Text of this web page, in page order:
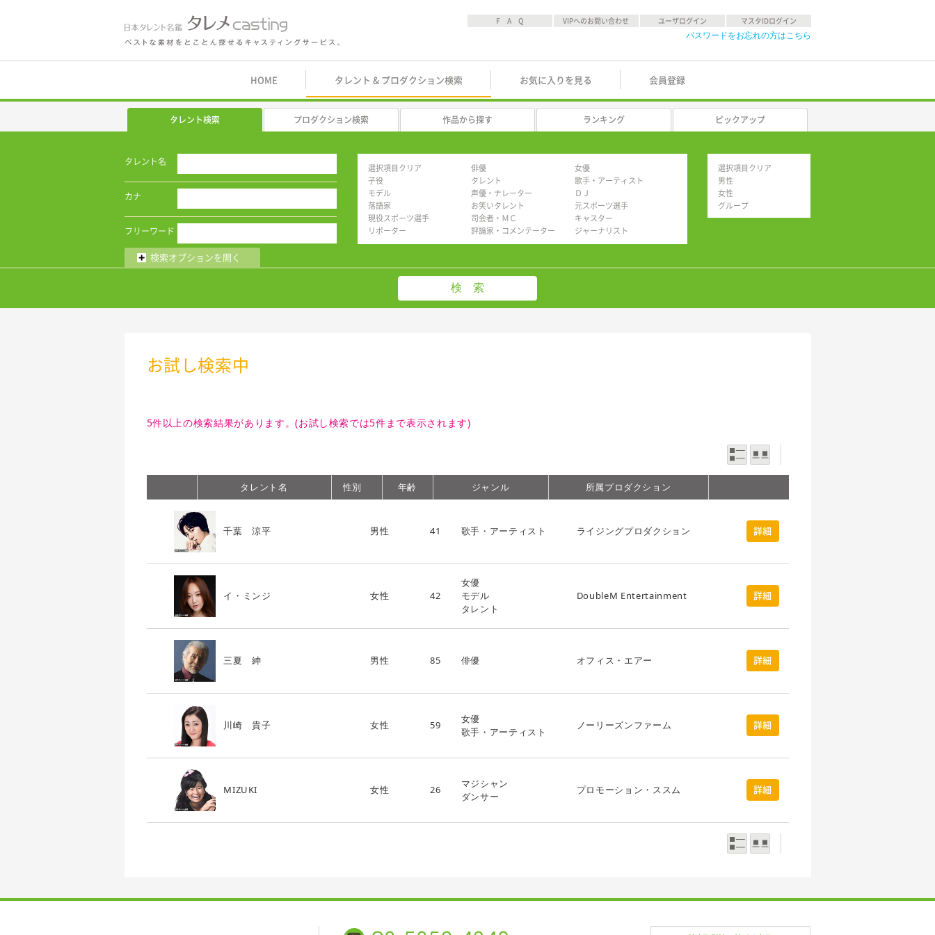
F A Q VIPへのお問い合わせ ユーザログイン マスタIDログイン
パスワードをお忘れの方はこちら
HOME タレント & プロダクション検索 お気に入りを見る 会員登録
タレント検索 プロダクション検索 作品から探す ランキング ピックアップ
タレント名
カナ
フリーワード
選択項目クリア 俳優
女優
子役
タレント
歌手・アーティスト
モデル
声優・ナレーター
ＤＪ
落語家
お笑いタレント
元スポーツ選手
現役スポーツ選手
司会者・ＭＣ
キャスター
リポーター
評論家・コメンテーター ジャーナリスト
選択項目クリア
男性
女性
グループ
検索オプションを開く
お試し検索中
5件以上の検索結果があります。(お試し検索では5件まで表示されます)
一覧表示写真表示
タレント名 性別 年齢 ジャンル 所属プロダクション
千葉 涼平 男性 41 歌手・アーティスト ライジングプロダクション 詳細
イ・ミンジ 女性 42
女優
モデル
タレント
DoubleM Entertainment 詳細
三夏 紳 男性 85 俳優 オフィス・エアー 詳細
川崎 貴子 女性 59
女優
歌手・アーティスト
ノーリーズンファーム 詳細
MIZUKI 女性 26
マジシャン
ダンサー
プロモーション・ススム 詳細
一覧表示写真表示